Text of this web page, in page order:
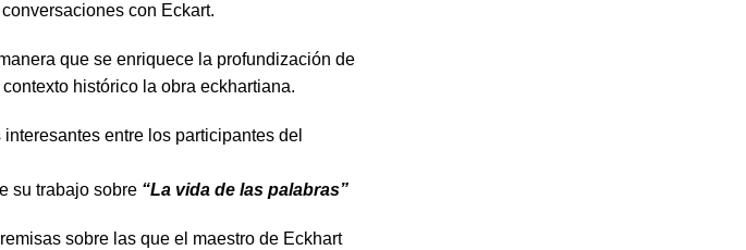
con Eckart.
que se enriquece la profundización de
histórico la obra eckhartiana.
entre los participantes del
su trabajo sobre “La vida de las palabras”
sobre las que el maestro de Eckhart